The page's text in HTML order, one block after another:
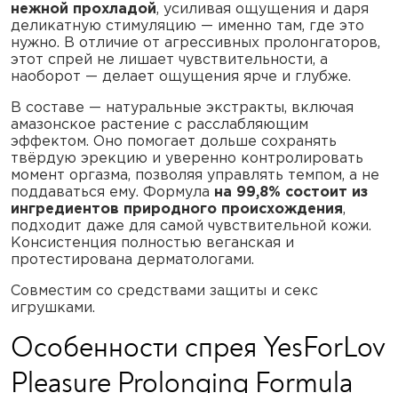
нежной прохладой, усиливая ощущения и даря
деликатную стимуляцию — именно там, где это
нужно. В отличие от агрессивных пролонгаторов,
этот спрей не лишает чувствительности, а
наоборот — делает ощущения ярче и глубже.
В составе — натуральные экстракты, включая
амазонское растение с расслабляющим
эффектом. Оно помогает дольше сохранять
твёрдую эрекцию и уверенно контролировать
момент оргазма, позволяя управлять темпом, а не
поддаваться ему. Формула на 99,8% состоит из
ингредиентов природного происхождения,
подходит даже для самой чувствительной кожи.
Консистенция полностью веганская и
протестирована дерматологами.
Совместим со средствами защиты и секс
игрушками.
Особенности спрея YesForLov
Pleasure Prolonging Formula